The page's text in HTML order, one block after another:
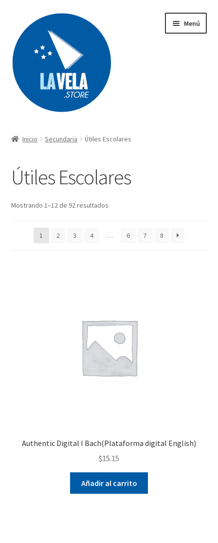
la
navegación
contenido
Menú
Acerca de Lavela
Tienda
Inicio Secundaria Útiles Escolares
Útiles Escolares
Mostrando 1–12 de 92 resultados
1 2 3 4 … 6 7 8
Authentic Digital I Bach(Plataforma digital English)
$15.15
Añadir al carrito